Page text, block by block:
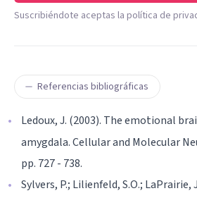
Suscribiéndote aceptas la política de
Referencias bibliográficas
Ledoux, J. (2003). The emotional
amygdala. Cellular and Molecular
pp. 727 - 738.
Sylvers, P.; Lilienfeld, S.O.; LaPrairie,